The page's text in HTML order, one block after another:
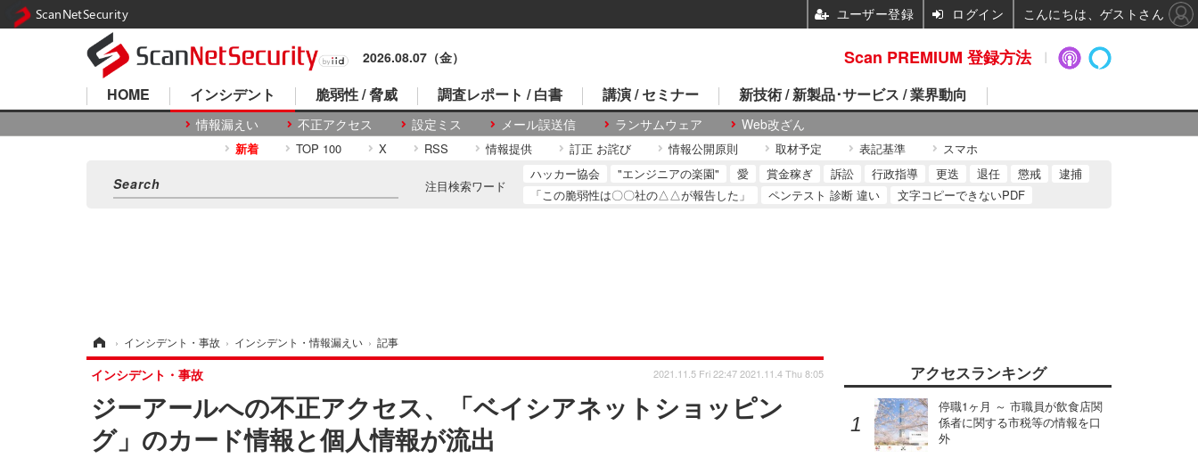
2026.08.07（金）
HOME インシデント
情報漏えい 不正アクセス 設定ミス メール誤送信 ランサムウェア Web改ざん
脆弱性 / 脅威 調査レポート / 白書 講演 / セミナー 新技術 / 新製品･サービス / 業界動向
新着 TOP 100 X RSS 情報提供 訂正 お詫び 情報公開原則 取材予定 表記基準 スマホ
注目検索ワード
ハッカー協会 "エンジニアの楽園" 愛 賞金稼ぎ 訴訟 行政指導 更迭 退任 懲戒
逮捕
「この脆弱性は〇〇社の△△が報告した」
ペンテスト 診断 違い 文字コピーできないPDF
› インシデント・事故 › インシデント・情報漏えい › 記事
ジーアールへの不正アクセス、「ベイシアネットショッピン
グ」のカード情報と個人情報が流出
インシデント・事故 2021.11.5 Fri 22:47 2021.11.4 Thu 8:05 アクセスランキング
停職1ヶ月 ～ 市職員が飲食店関
係者に関する市税等の情報を口
外
Scan PREMIUM 登録方法
ScanNetSecurity ユーザー登録 ログイン こんにちは、ゲストさん